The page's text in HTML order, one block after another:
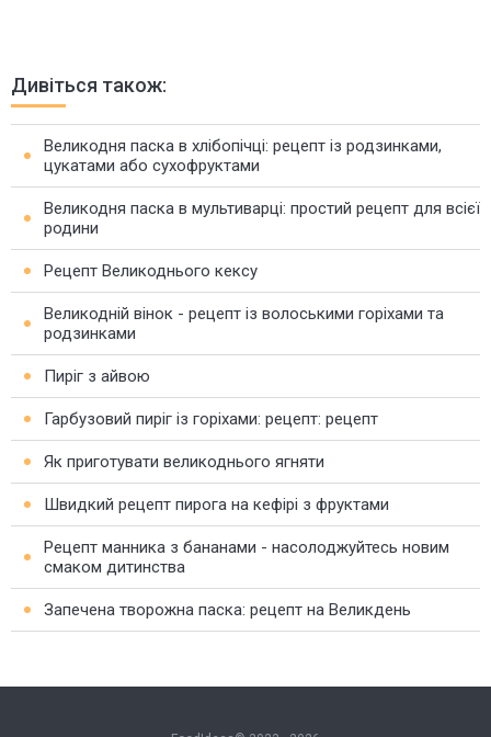
Дивіться також:
Великодня паска в хлібопічці: рецепт із родзинками,
цукатами або сухофруктами
Великодня паска в мультиварці: простий рецепт для всієї
родини
Рецепт Великоднього кексу
Великодній вінок - рецепт із волоськими горіхами та
родзинками
Пиріг з айвою
Гарбузовий пиріг із горіхами: рецепт: рецепт
Як приготувати великоднього ягняти
Швидкий рецепт пирога на кефірі з фруктами
Рецепт манника з бананами - насолоджуйтесь новим
смаком дитинства
Запечена творожна паска: рецепт на Великдень